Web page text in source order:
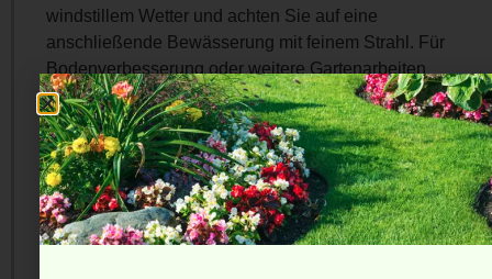
windstillem Wetter und achten Sie auf eine
anschließende Bewässerung mit feinem Strahl. Für
Bodenverbesserung oder weitere Gartenarbeiten
können passende Erden unterPflanzerdesinnvoll sein.
Häufig gestellte Fragen
Wann ist die beste Zeit für
Rasensamen?